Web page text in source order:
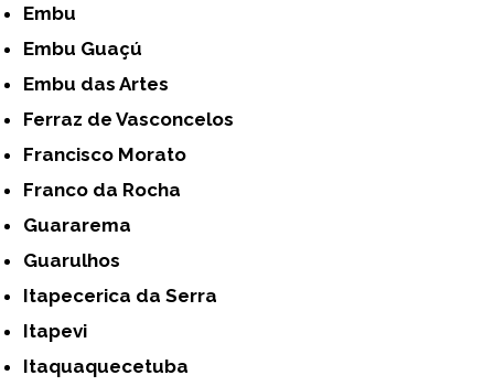
Embu
Embu Guaçú
Embu das Artes
Ferraz de Vasconcelos
Francisco Morato
Franco da Rocha
Guararema
Guarulhos
Itapecerica da Serra
Itapevi
Itaquaquecetuba